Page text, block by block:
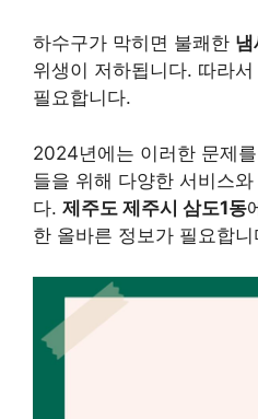
하수구가 막히면 불쾌한
위생이 저하됩니다. 따라
필요합니다.
2024년에는 이러한 문제
들을 위해 다양한 서비스
다. 제주도 제주시 삼도1동
한 올바른 정보가 필요합니